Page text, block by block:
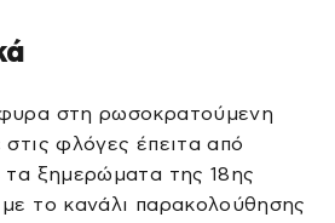
στη ρωσοκρατούμενη
στις φλόγες έπειτα από
τα ξημερώματα της 18ης
το κανάλι παρακολούθησης